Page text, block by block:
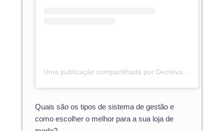
Uma publicação compartilhada por Decisiva Contabil (@decisivacont)
Quais são os tipos de sistema de gestão e
como escolher o melhor para a sua loja de